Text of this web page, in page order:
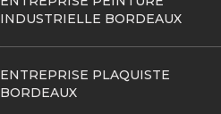
INDUSTRIELLE BORDEAUX
ENTREPRISE PLAQUISTE
BORDEAUX